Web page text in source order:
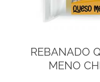
REBANADO
MENO